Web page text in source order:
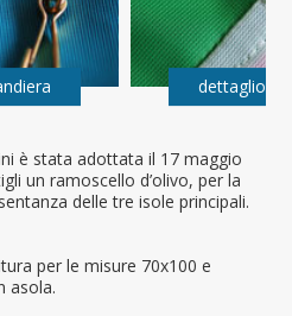
è stata adottata il 17 maggio
un ramoscello d’olivo, per la
delle tre isole principali.
per le misure 70x100 e
asola.
dettaglio